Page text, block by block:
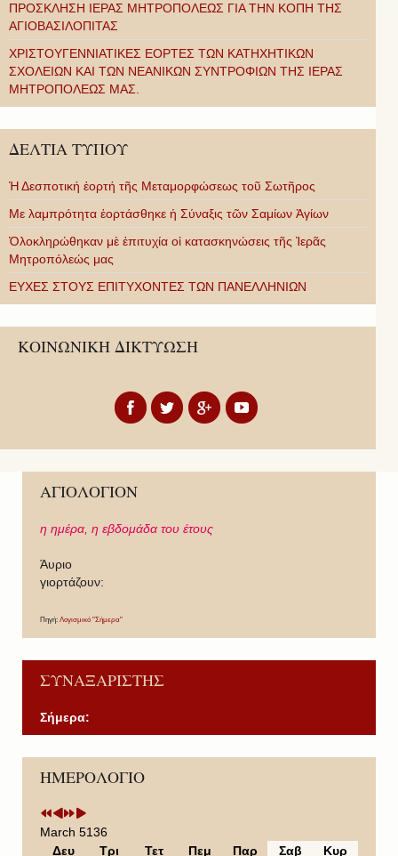
ΠΡΟΣΚΛΗΣΗ ΙΕΡΑΣ ΜΗΤΡΟΠΟΛΕΩΣ ΓΙΑ ΤΗΝ ΚΟΠΗ ΤΗΣ
ΑΓΙΟΒΑΣΙΛΟΠΙΤΑΣ
ΧΡΙΣΤΟΥΓΕΝΝΙΑΤΙΚΕΣ ΕΟΡΤΕΣ ΤΩΝ ΚΑΤΗΧΗΤΙΚΩΝ
ΣΧΟΛΕΙΩΝ ΚΑΙ ΤΩΝ ΝΕΑΝΙΚΩΝ ΣΥΝΤΡΟΦΙΩΝ ΤΗΣ ΙΕΡΑΣ
ΜΗΤΡΟΠΟΛΕΩΣ ΜΑΣ.
ΔΕΛΤΙΑ ΤΥΠΟΥ
Ἡ Δεσποτική ἑορτή τῆς Μεταμορφώσεως τοῦ Σωτῆρος
Με λαμπρότητα ἑορτάσθηκε ἡ Σύναξις τῶν Σαμίων Ἁγίων
Ὁλοκληρώθηκαν μὲ ἐπιτυχία οἱ κατασκηνώσεις τῆς Ἱερᾶς
Μητροπόλεώς μας
ΕΥΧΕΣ ΣΤΟΥΣ ΕΠΙΤΥΧΟΝΤΕΣ ΤΩΝ ΠΑΝΕΛΛΗΝΙΩΝ
ΚΟΙΝΩΝΙΚΗ ΔΙΚΤΥΩΣΗ
ΑΓΙΟΛΟΓΙΟΝ
η ημέρα, η εβδομάδα του έτους
Άυριο
γιορτάζουν:
Πηγή: Λογισμικό "Σήμερα"
ΣΥΝΑΞΑΡΙΣΤΗΣ
Σήμερα:
ΗΜΕΡΟΛΟΓΙΟ
P
r
v
i
P
r
v
i
o
N
e
t
Y
e
N
e
t
M
March 5136
Δευ
Τρι Τετ Πεμ Παρ Σαβ Κυρ